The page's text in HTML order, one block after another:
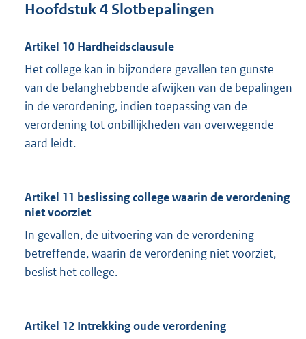
Hoofdstuk 4 Slotbepalingen
Artikel 10 Hardheidsclausule
Het college kan in bijzondere gevallen ten gunste
van de belanghebbende afwijken van de bepalingen
in de verordening, indien toepassing van de
verordening tot onbillijkheden van overwegende
aard leidt.
Artikel 11 beslissing college waarin de verordening
niet voorziet
In gevallen, de uitvoering van de verordening
betreffende, waarin de verordening niet voorziet,
beslist het college.
Artikel 12 Intrekking oude verordening